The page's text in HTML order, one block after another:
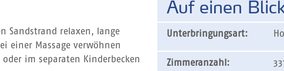
Sandstrand relaxen, lange
einer Massage verwöhnen
im separaten Kinderbecken
Auf einen
Unterbringungsart:
Zimmeranzahl: